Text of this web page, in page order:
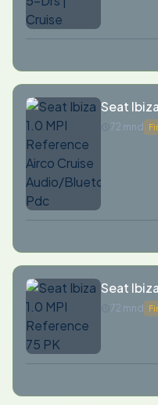
Seat
Airco
72 mnd
Seat
75 PK
72 mnd